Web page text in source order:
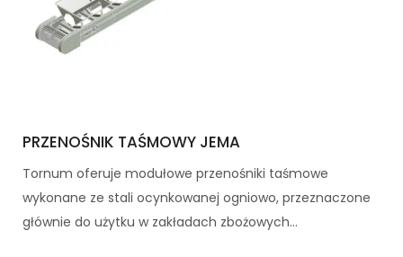
PRZENOŚNIK TAŚMOWY JEMA
Tornum oferuje modułowe przenośniki taśmowe
wykonane ze stali ocynkowanej ogniowo, przeznaczone
głównie do użytku w zakładach zbożowych...